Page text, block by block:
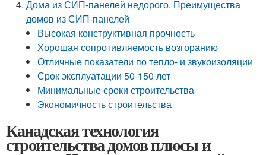
Дома из СИП-панелей недорого. Преимущества
домов из СИП-панелей
Высокая конструктивная прочность
Хорошая сопротивляемость возгоранию
Отличные показатели по тепло- и звукоизоляции
Срок эксплуатации 50-150 лет
Минимальные сроки строительства
Экономичность строительства
Канадская технология
строительства домов плюсы и